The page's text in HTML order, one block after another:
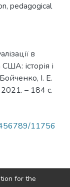
, pedagogical
в
історія і
І. Е.
– 184 с.
11756
for the